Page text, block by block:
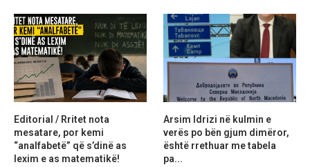
Editorial / Rritet nota
mesatare, por kemi
“analfabetë” që s’dinë as
lexim e as matematikë!
Arsim Idrizi në kulmin e
verës po bën gjum dimëror,
është rrethuar me tabela
pa...